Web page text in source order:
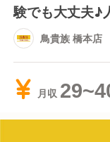
験でも大丈夫♪
鳥貴族 橋本店
月収